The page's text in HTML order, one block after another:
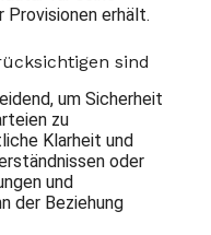
Provisionen erhält.
sind
um Sicherheit
zu
Klarheit und
oder
und
der Beziehung